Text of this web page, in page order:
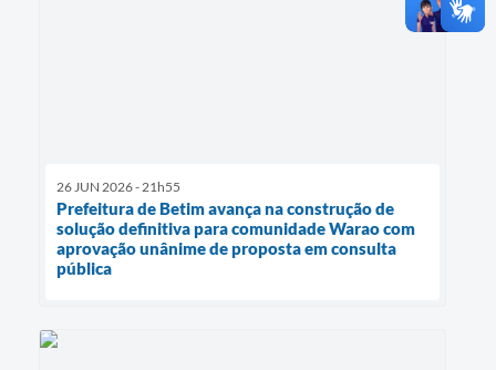
26 JUN 2026 - 21h55
Prefeitura de Betim avança na construção de
solução definitiva para comunidade Warao com
aprovação unânime de proposta em consulta
pública